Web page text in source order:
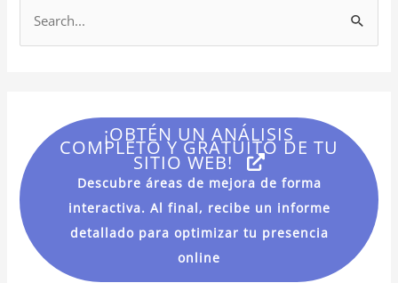
p
o
r
¡OBTÉN UN ANÁLISIS
COMPLETO Y GRATUITO DE TU
SITIO WEB!
Descubre áreas de mejora de forma
interactiva. Al final, recibe un informe
detallado para optimizar tu presencia
online